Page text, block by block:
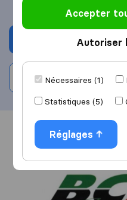
Vue d'ensemble
Accepter
Autoriser
Nécessaires (1)
Statistiques (5)
Réglages